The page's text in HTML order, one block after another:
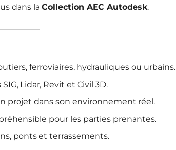
dans la Collection AEC Autodesk.
ferroviaires, hydrauliques ou urbains.
Lidar, Revit et Civil 3D.
projet dans son environnement réel.
pour les parties prenantes.
ponts et terrassements.